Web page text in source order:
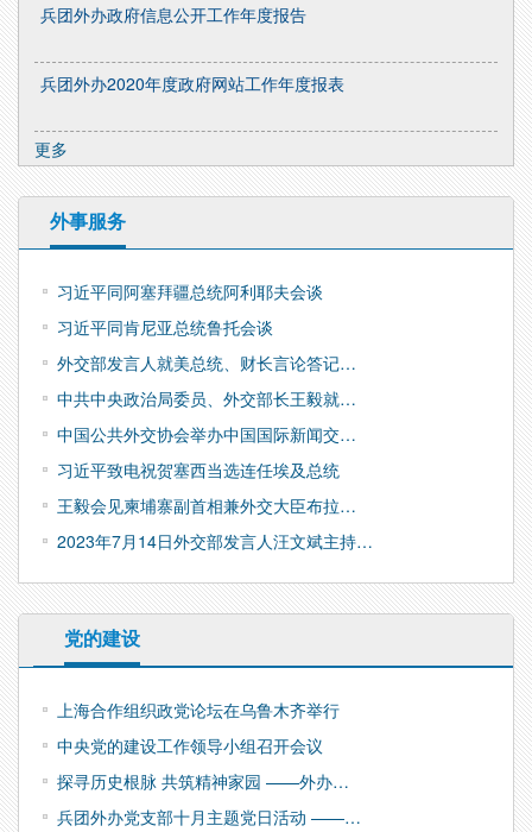
兵团外办政府信息公开工作年度报告
兵团外办2020年度政府网站工作年度报表
更多
外事服务
习近平同阿塞拜疆总统阿利耶夫会谈
习近平同肯尼亚总统鲁托会谈
外交部发言人就美总统、财长言论答记…
中共中央政治局委员、外交部长王毅就…
中国公共外交协会举办中国国际新闻交…
习近平致电祝贺塞西当选连任埃及总统
王毅会见柬埔寨副首相兼外交大臣布拉…
2023年7月14日外交部发言人汪文斌主持…
党的建设
上海合作组织政党论坛在乌鲁木齐举行
中央党的建设工作领导小组召开会议
探寻历史根脉 共筑精神家园 ——外办…
兵团外办党支部十月主题党日活动 ——…